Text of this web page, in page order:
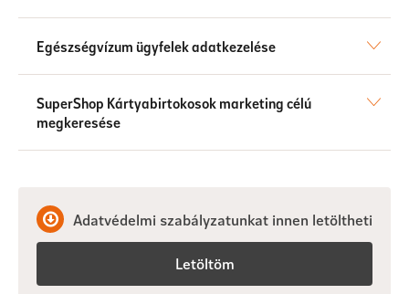
Egészségvízum ügyfelek adatkezelése
SuperShop Kártyabirtokosok marketing célú
megkeresése
Adatvédelmi szabályzatunkat innen letöltheti
Letöltöm